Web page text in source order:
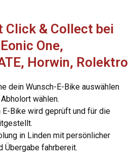
& Collect bei
One,
Horwin, Rolektro
dein Wunsch-E-Bike auswählen
wählen.
E-Bike wird geprüft und für die
in Linden mit persönlicher
Übergabe fahrbereit.